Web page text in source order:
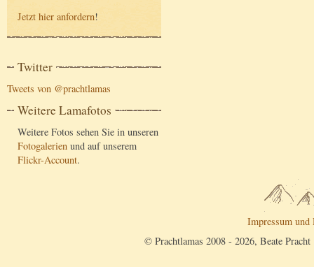
Jetzt hier anfordern!
Twitter
Tweets von @prachtlamas
Weitere Lamafotos
Weitere Fotos sehen Sie in unseren
Fotogalerien und auf unserem
Flickr-Account.
Impressum und
© Prachtlamas 2008 - 2026, Beate Pracht